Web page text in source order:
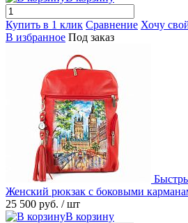
Купить в 1 клик Сравнение Хочу
В избранное Под заказ
Женский рюкзак с боковыми
25 500 руб. / шт
В корзину